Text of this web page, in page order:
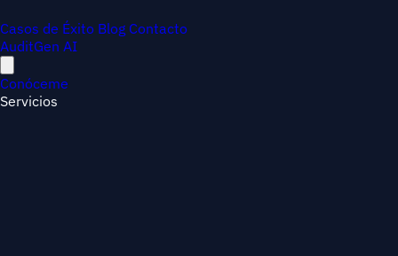
Casos de Éxito Blog Contacto
AuditGen AI
Conóceme
Servicios